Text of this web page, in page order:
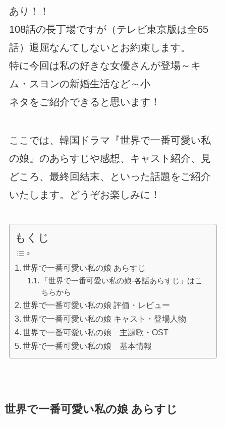
あり！！
108話の長丁場ですが（テレビ東京版は全65
話）退屈なんてしないとお約束します。
特に今回は私の好きな女優さんが登場～キ
ム・スヨンの新婚生活など～小
ネタをご紹介できると思います！
ここでは、韓国ドラマ『世界で一番可愛い私
の娘』のあらすじや感想、キャスト紹介、見
どころ、最終回結末、といった話題をご紹介
いたします。どうぞお楽しみに！
もくじ
世界で一番可愛い私の娘 あらすじ
「世界で一番可愛い私の娘-各話あらすじ」はこ
ちらから
世界で一番可愛い私の娘 評価・レビュー
世界で一番可愛い私の娘 キャスト・登場人物
世界で一番可愛い私の娘 主題歌・OST
世界で一番可愛い私の娘 基本情報
世界で一番可愛い私の娘 あらすじ